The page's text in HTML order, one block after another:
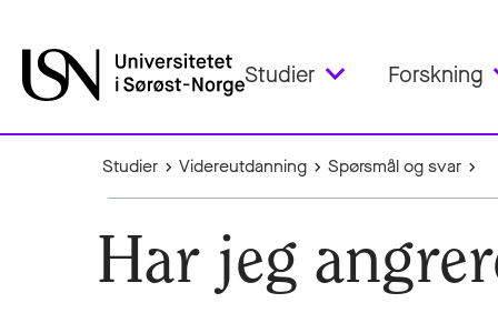
Studier Forskning
Studier Videreutdanning Spørsmål og svar
Har jeg